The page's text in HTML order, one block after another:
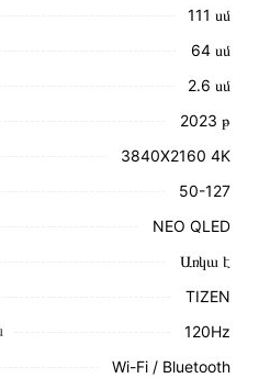
կայքում նշված
SAMSUNG
և վճարման պայմանները
111 սմ
64 սմ
2․6 սմ
2023 թ
3840X2160 4K
50-127
NEO QLED
Առկա է
TIZEN
120Hz
Wi-Fi / Bluetooth